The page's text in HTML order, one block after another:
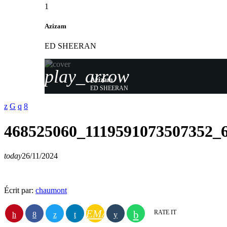
1
Azizam
ED SHEERAN
play_arrow
Azizam
ED SHEERAN
today26/11/2024
Écrit par: chaumont
EMAIL RATE IT